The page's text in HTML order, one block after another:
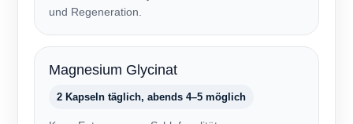
und Regeneration.
Magnesium Glycinat
2 Kapseln täglich, abends 4–5 möglich